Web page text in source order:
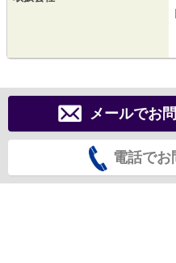
メールでお
電話でお